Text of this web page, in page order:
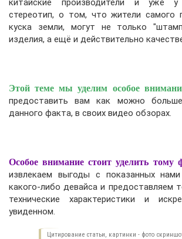
китайские производители и уже у
стереотип, о том, что жители самого
куска земли, могут не только
изделия, а ещё и действительно
Этой теме мы уделим особое
предоставить вам как можно больше
данного факта, в своих видео обзорах.
Особое внимание стоит уделить тому
извлекаем выгоды с показанных
какого-либо девайса и предоставляем
технические характеристики и
увиденном.
Цитирование статьи, картинки - фото